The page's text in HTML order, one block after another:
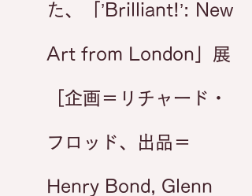
た、「’Brilliant!’: New
Art from London」展
［企画＝リチャード・
フロッド、出品＝
Henry Bond, Glenn